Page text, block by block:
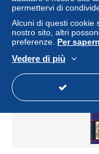
permettervi di
Alcuni di questi cookie
nostro sito, altri
preferenze. Per
Vedere di più